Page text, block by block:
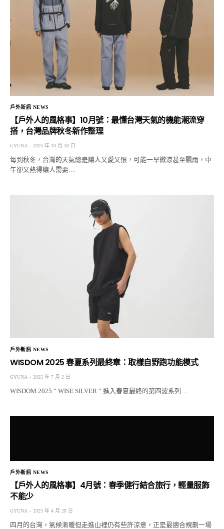
戶外新訊 NEWS
【戶外人的風格事】10月號：最懂台灣天氣的機能潮流穿
搭，台灣品牌秋冬新作整理
GYUNA 2025 年 10 月 30 日
每到秋冬，台灣的天氣總是讓人又愛又恨，可能一早微涼甚至飄雨，中
午卻又熱得讓人需要…
戶外新訊 NEWS
WISDOM 2025 春夏系列最終章：取樣自野跑功能模式
GYUNA 2025 年 7 月 2 日
WISDOM 2025 “ WISE SILVER ” 進入春夏最終的第四波系列…
戶外新訊 NEWS
【戶外人的風格事】4月號：春季健行結合旅行，輕量服飾
不能少
GYUNA 2025 年 4 月 28 日
四月的台灣，氣候漸暖但走進山裡仍有些許涼意，正是最適合規劃一場